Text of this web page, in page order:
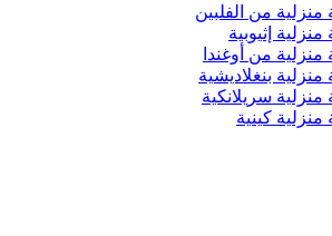
منزلية من الفلبين
إثيوبية
منزلية من أوغندا
منزلية بنغلاديشية
منزلية سريلانكية
منزلية كينية